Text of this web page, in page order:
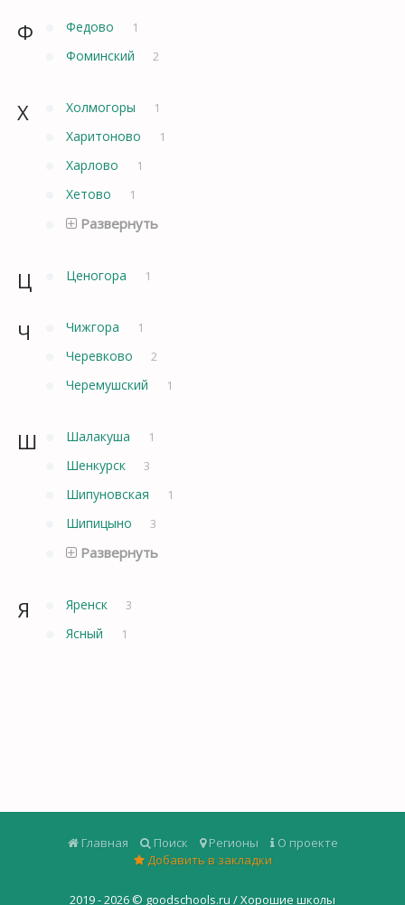
Ф Федово 1
Фоминский 2
Х Холмогоры 1
Харитоново 1
Харлово 1
Хетово 1
Развернуть
Ц Ценогора 1
Ч Чижгора 1
Черевково 2
Черемушский 1
Ш Шалакуша 1
Шенкурск 3
Шипуновская 1
Шипицыно 3
Развернуть
Я Яренск 3
Ясный 1
Главная Поиск Регионы
О проекте
Добавить в закладки
2019 - 2026 © goodschools.ru / Хорошие школы